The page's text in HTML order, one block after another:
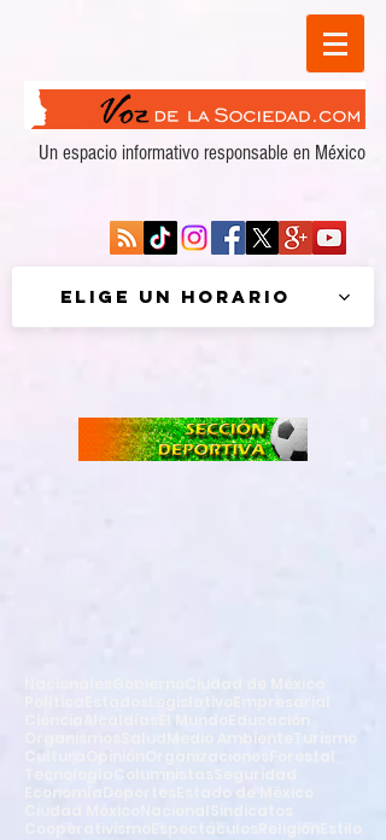
Un espacio informativo responsable en México
Elige un horario
Cultura
Sindicatos
Cooperativismo
Espectáculos Estilo